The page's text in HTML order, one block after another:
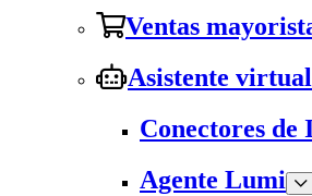
Ventas
Asistente
Conectores de
Agente Lumi